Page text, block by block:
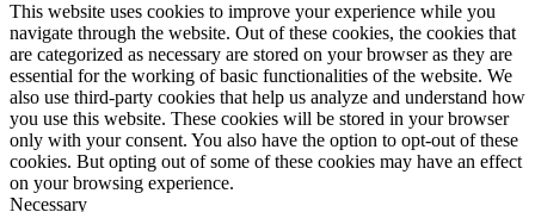
This website uses cookies to improve your experience while you
navigate through the website. Out of these cookies, the cookies that
are categorized as necessary are stored on your browser as they are
essential for the working of basic functionalities of the website. We
also use third-party cookies that help us analyze and understand how
you use this website. These cookies will be stored in your browser
only with your consent. You also have the option to opt-out of these
cookies. But opting out of some of these cookies may have an effect
on your browsing experience.
Necessary